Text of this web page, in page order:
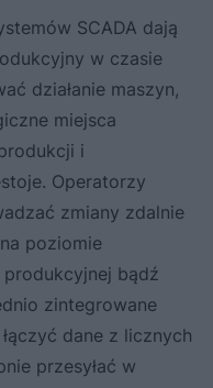
SCADA dają
w czasie
działanie maszyn,
miejsca
i
Operatorzy
zmiany zdalnie
poziomie
bądź
zintegrowane
dane z licznych
przesyłać w